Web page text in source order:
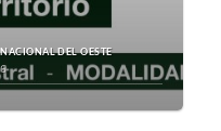
DEL OESTE